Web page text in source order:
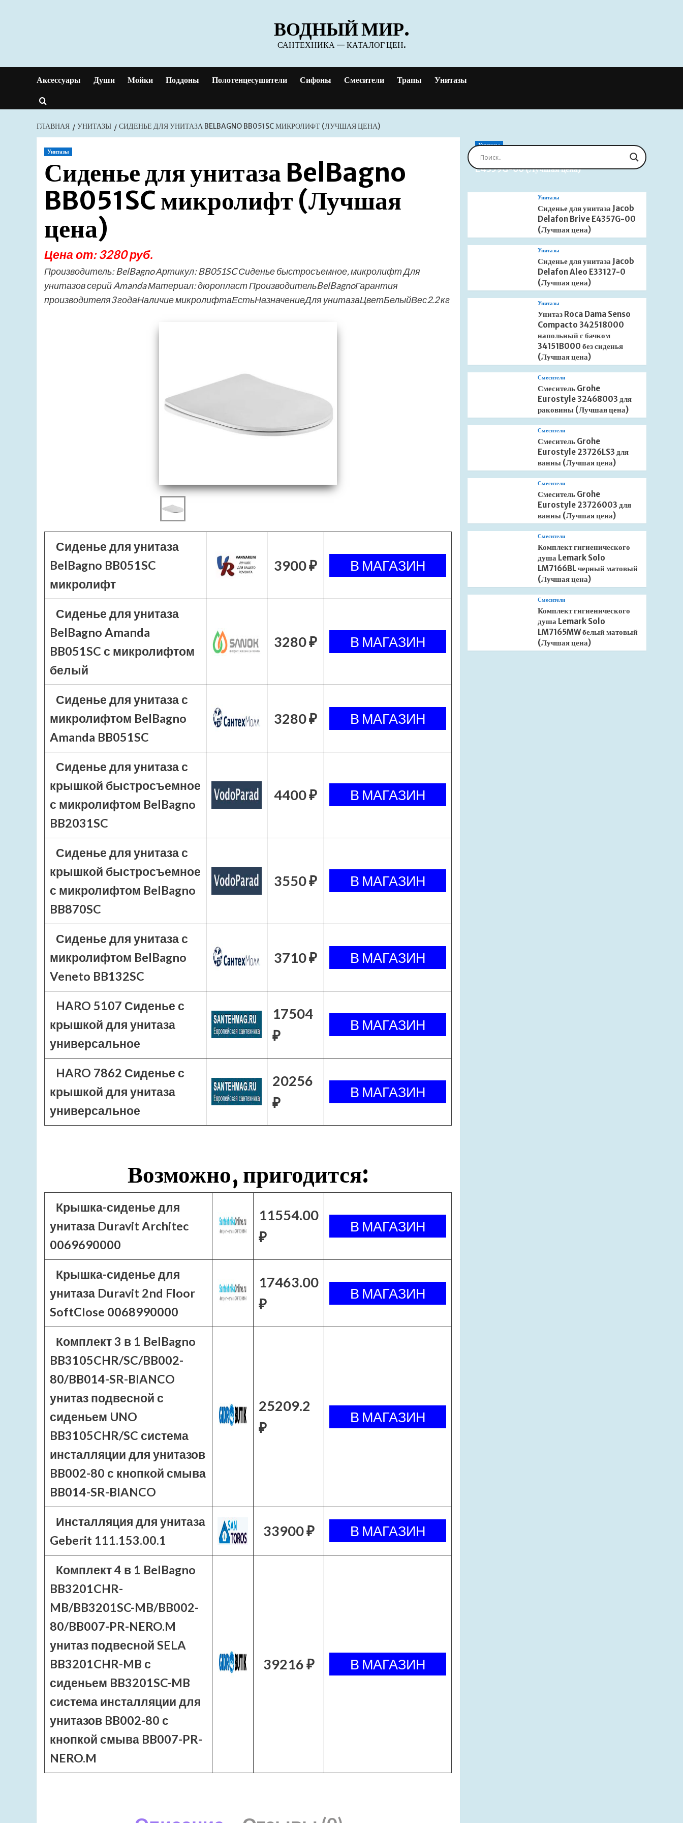
ВОДНЫЙ МИР.
САНТЕХНИКА — КАТАЛОГ ЦЕН.
Аксессуары Души Мойки Поддоны Полотенцесушители Сифоны Смесители Трапы Унитазы
ГЛАВНАЯ УНИТАЗЫ СИДЕНЬЕ ДЛЯ УНИТАЗА BELBAGNO BB051SC МИКРОЛИФТ (ЛУЧШАЯ ЦЕНА)
Унитазы
Сиденье для унитаза BelBagno
BB051SC микролифт (Лучшая
цена)
Цена от: 3280 руб.
Производитель: BelBagno Артикул: BB051SC Сиденье быстросъемное, микролифт Для
унитазов серий Amanda Материал: дюропласт ПроизводительBelBagnoГарантия
производителя3 годаНаличие микролифтаЕстьНазначениеДля унитазаЦветБелыйВес2.2 кг
Сиденье для унитаза
BelBagno BB051SC
микролифт
3900 ₽
Сиденье для унитаза
BelBagno Amanda
BB051SC с микролифтом
белый
3280 ₽
Сиденье для унитаза с
микролифтом BelBagno
Amanda BB051SC
3280 ₽
Сиденье для унитаза с
крышкой быстросъемное
с микролифтом BelBagno
BB2031SC
4400 ₽
Сиденье для унитаза с
крышкой быстросъемное
с микролифтом BelBagno
BB870SC
3550 ₽
Сиденье для унитаза с
микролифтом BelBagno
Veneto BB132SC
3710 ₽
HARO 5107 Сиденье с
крышкой для унитаза
универсальное
17504
₽
HARO 7862 Сиденье с
крышкой для унитаза
универсальное
20256
₽
Возможно, пригодится:
Крышка-сиденье для
унитаза Duravit Architec
0069690000
11554.00
₽
Крышка-сиденье для
унитаза Duravit 2nd Floor
SoftClose 0068990000
17463.00
₽
Комплект 3 в 1 BelBagno
BB3105CHR/SC/BB002-
80/BB014-SR-BIANCO
унитаз подвесной с
сиденьем UNO
BB3105CHR/SC система
инсталляции для унитазов
BB002-80 с кнопкой смыва
BB014-SR-BIANCO
25209.2
₽
Инсталляция для унитаза
Geberit 111.153.00.1
33900 ₽
Комплект 4 в 1 BelBagno
BB3201CHR-
MB/BB3201SC-MB/BB002-
80/BB007-PR-NERO.M
унитаз подвесной SELA
BB3201CHR-MB с
сиденьем BB3201SC-MB
система инсталляции для
унитазов BB002-80 с
кнопкой смыва BB007-PR-
NERO.M
39216 ₽
Унитазы
Сиденье для унитаза Jacob Delafon Brive
E4359G-00 (Лучшая цена)
Унитазы
Сиденье для унитаза Jacob
Delafon Brive E4357G-00
(Лучшая цена)
Унитазы
Сиденье для унитаза Jacob
Delafon Aleo E33127-0
(Лучшая цена)
Унитазы
Унитаз Roca Dama Senso
Compacto 342518000
напольный с бачком
34151B000 без сиденья
(Лучшая цена)
Смесители
Смеситель Grohe
Eurostyle 32468003 для
раковины (Лучшая цена)
Смесители
Смеситель Grohe
Eurostyle 23726LS3 для
ванны (Лучшая цена)
Смесители
Смеситель Grohe
Eurostyle 23726003 для
ванны (Лучшая цена)
Смесители
Комплект гигиенического
душа Lemark Solo
LM7166BL черный матовый
(Лучшая цена)
Смесители
Комплект гигиенического
душа Lemark Solo
LM7165MW белый матовый
(Лучшая цена)